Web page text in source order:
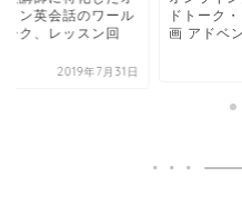
イン英会話のワール
ーク、レッスン回
2019年7月31日
ドトーク
画 アドベ